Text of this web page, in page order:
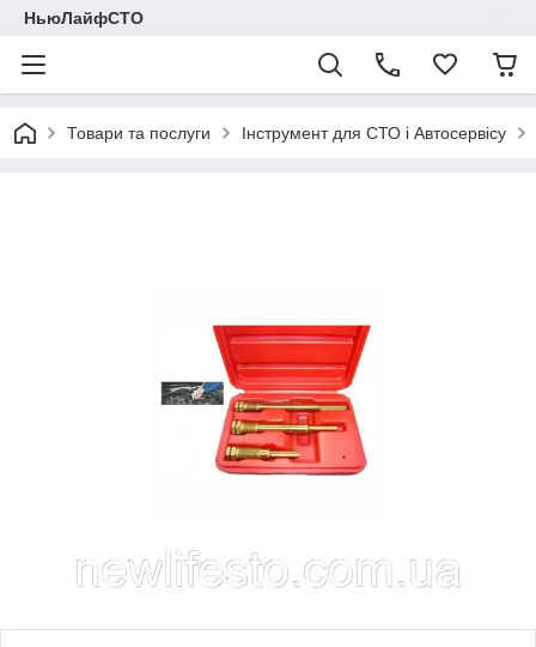
НьюЛайфСТО
Товари та послуги Інструмент для СТО і Автосервісу